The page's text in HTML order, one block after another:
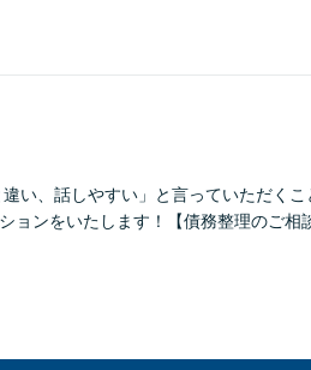
い、話しやすい」と言っていただくこ
ョンをいたします！【債務整理のご相